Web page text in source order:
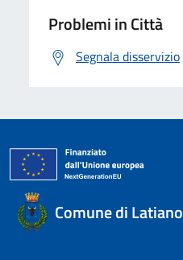
Problemi in Città
Segnala disservizio
Comune di Latiano